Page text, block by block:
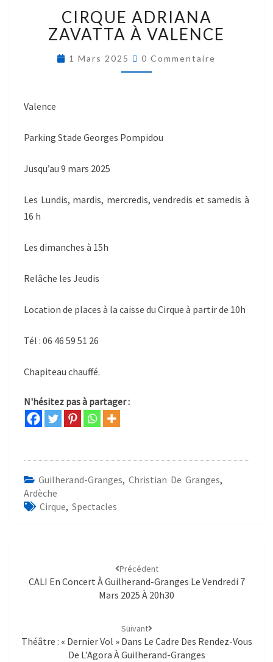
CIRQUE ADRIANA
ZAVATTA À VALENCE
1 Mars 2025 0 Commentaire
Valence
Parking Stade Georges Pompidou
Jusqu’au 9 mars 2025
Les Lundis, mardis, mercredis, vendredis et samedis à
16 h
Les dimanches à 15h
Relâche les Jeudis
Location de places à la caisse du Cirque à partir de 10h
Tél : 06 46 59 51 26
Chapiteau chauffé.
N'hésitez pas à partager :
Guilherand-Granges, Christian De Granges,
Ardèche
Cirque, Spectacles
Précédent
CALI En Concert À Guilherand-Granges Le Vendredi 7
Mars 2025 À 20h30
Suivant
Théâtre : « Dernier Vol » Dans Le Cadre Des Rendez-Vous
De L’Agora À Guilherand-Granges